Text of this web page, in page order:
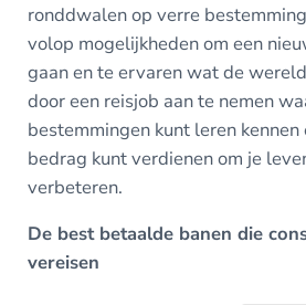
ronddwalen op verre
volop mogelijkheden om een
gaan en te ervaren wat de
door een reisjob aan te nemen
bestemmingen kunt leren
bedrag kunt verdienen om je
verbeteren.
De best betaalde banen die
vereisen